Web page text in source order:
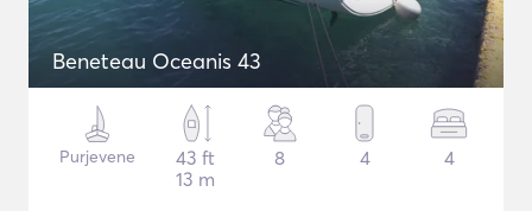
Beneteau Oceanis 43
Purjevene
43 ft
13 m
8 4 4